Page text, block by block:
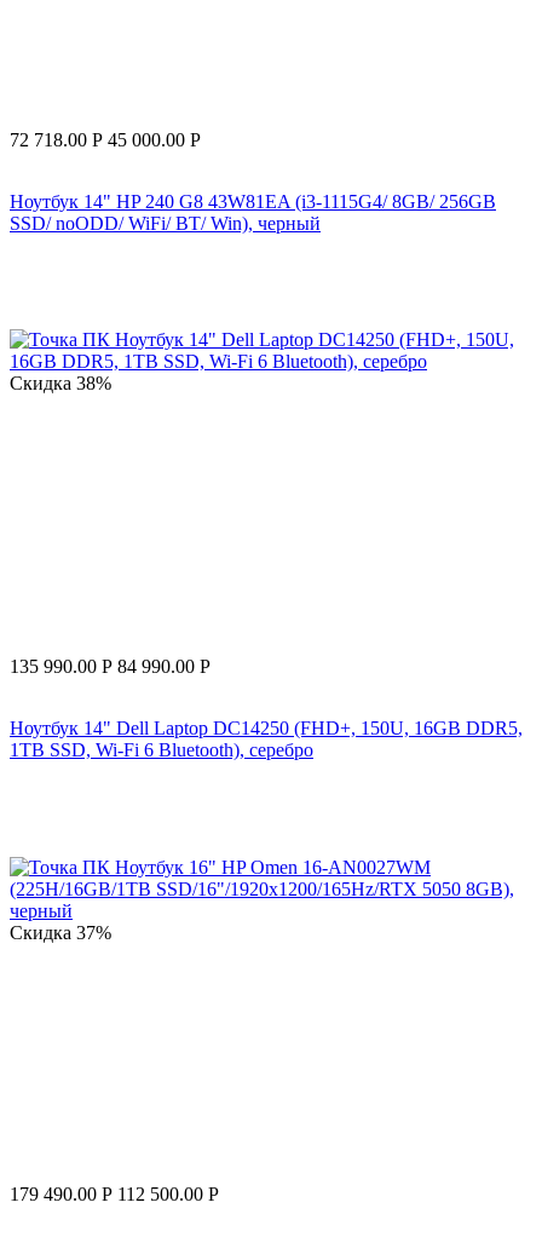
72 718.00 Р 45 000.00 Р
Ноутбук 14" HP 240 G8 43W81EA (i3-1115G4/ 8GB/ 256GB
SSD/ noODD/ WiFi/ BT/ Win), черный
Скидка 38%
135 990.00 Р 84 990.00 Р
Ноутбук 14" Dell Laptop DC14250 (FHD+, 150U, 16GB DDR5,
1TB SSD, Wi-Fi 6 Bluetooth), серебро
Скидка 37%
179 490.00 Р 112 500.00 Р